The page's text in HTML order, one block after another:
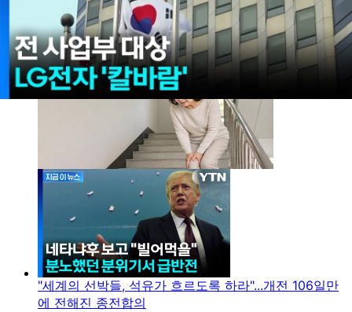
"세계의 선박들, 석유가 흐르도록 하라"...개전 106일만
에 전해진 종전합의